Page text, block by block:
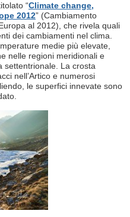
“Climate change,
2012” (Cambiamento
al 2012), che rivela quali
dei cambiamenti nel clima.
medie più elevate,
nelle regioni meridionali e
settentrionale. La crosta
nell’Artico e numerosi
le superfici innevate sono